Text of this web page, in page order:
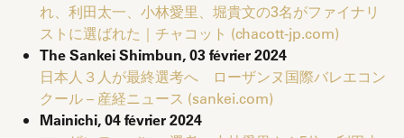
れ、利田太一、小林愛里、堀貴文の3名がファイナリ
ストに選ばれた｜チャコット (chacott-jp.com)
The Sankei Shimbun, 03 février 2024
日本人３人が最終選考へ ローザンヌ国際バレエコン
クール – 産経ニュース (sankei.com)
Mainichi, 04 février 2024